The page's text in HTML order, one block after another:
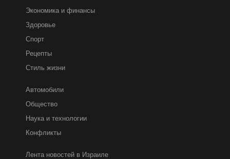
Экономика и финансы
Здоровье
Спорт
Рецепты
Стиль жизни
Автомобили
Общество
Наука и технологии
Конфликты
Лента новостей в Израиле